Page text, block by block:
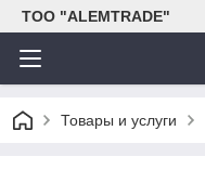
ТОО "ALEMTRADE"
Товары и услуги